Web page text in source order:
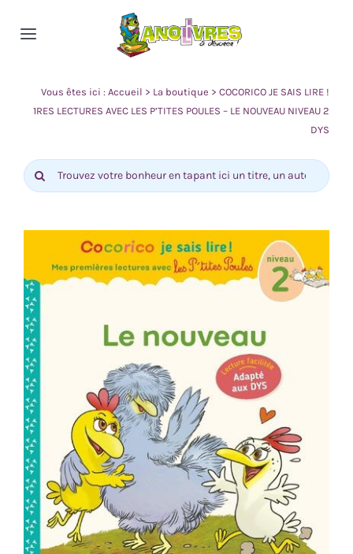
Toggle
Actualité
0
Vous êtes ici :Accueil > La boutique >COCORICO JE SAIS LIRE !
1RES LECTURES AVEC LES P’TITES POULES – LE NOUVEAU NIVEAU 2
DYS
Rechercher: